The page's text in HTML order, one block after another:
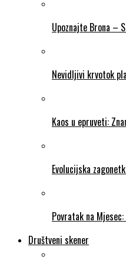
Upoznajte Brona –
Nevidljivi krvotok
Kaos u epruveti:
Evolucijska
Povratak na
Društveni skener